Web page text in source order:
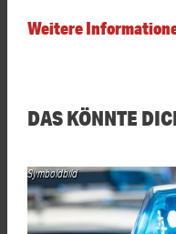
Weitere
DAS KÖNNTE
Symboldbild